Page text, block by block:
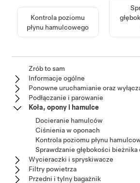
Kontrola poziomu
płynu hamulcowego
Zrób to sam
Informacje ogólne
Ponowne uruchamianie oraz
Podłączanie i parowanie
Koła, opony i hamulce
Docieranie hamulców
Ciśnienia w oponach
Kontrola poziomu płynu
Sprawdzanie głębokości bieżnika
Wycieraczki i spryskiwacze
Filtry powietrza
Przedni i tylny bagażnik